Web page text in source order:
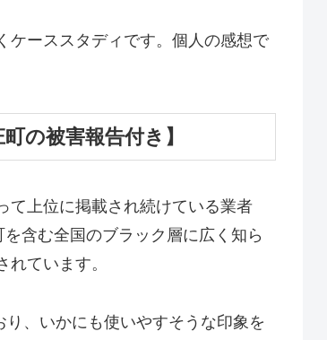
ーススタディです。個人の感想で
の被害報告付き】
て上位に掲載され続けている業者
含む全国のブラック層に広く知ら
ています。
、いかにも使いやすそうな印象を